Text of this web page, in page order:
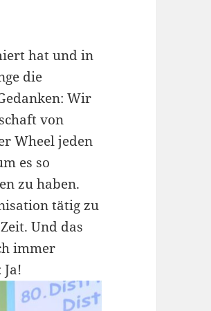
hat und in
die
Wir
von
Wheel jeden
es so
zu haben.
tätig zu
Und das
immer